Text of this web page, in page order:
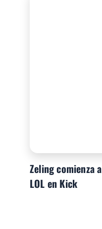
Zeling comienza
LOL en Kick